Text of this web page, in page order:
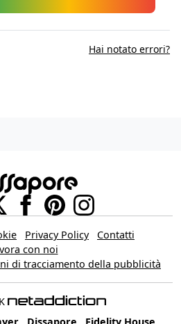
Hai notato errori?
Privacy Policy
Contatti
con noi
di tracciamento della pubblicità